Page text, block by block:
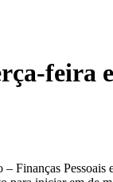
feira
Finanças